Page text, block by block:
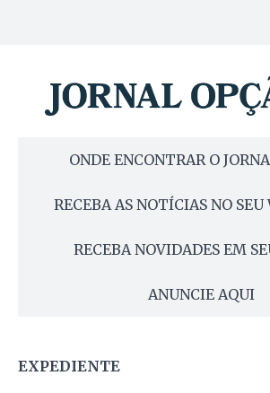
ONDE ENCONTRAR O
RECEBA AS NOTÍCIAS NO SEU
RECEBA NOVIDADES EM
ANUNCIE AQUI
EXPEDIENTE